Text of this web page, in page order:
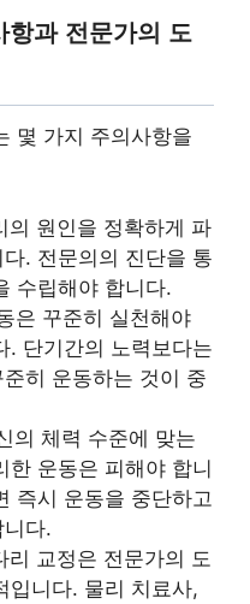
항과 전문가의 도
몇 가지 주의사항을
의 원인을 정확하게 파
. 전문의의 진단을 통
수립해야 합니다.
은 꾸준히 실천해야
. 단기간의 노력보다는
히 운동하는 것이 중
의 체력 수준에 맞는
한 운동은 피해야 합니
즉시 운동을 중단하고
다.
리 교정은 전문가의 도
입니다. 물리 치료사,